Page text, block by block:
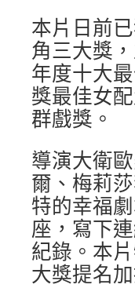
本片日前
角三大獎
年度十大
獎最佳女
群戲獎。
導演大衛
爾、梅莉
特的幸福
座，寫下
紀錄。本
大獎提名